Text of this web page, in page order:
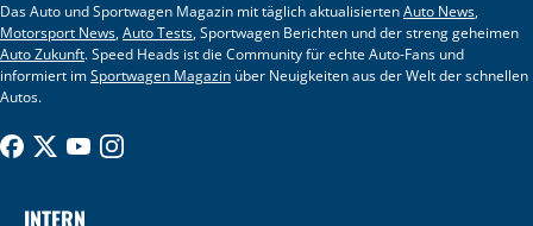
Das Auto und Sportwagen Magazin mit täglich aktualisiertenAuto News,
Motorsport News,Auto Tests, Sportwagen Berichten und der streng geheimen
Auto Zukunft. Speed Heads ist die Community für echte Auto-Fans und
informiert imSportwagen Magazin über Neuigkeiten aus der Welt der schnellen
Autos.
INTERN